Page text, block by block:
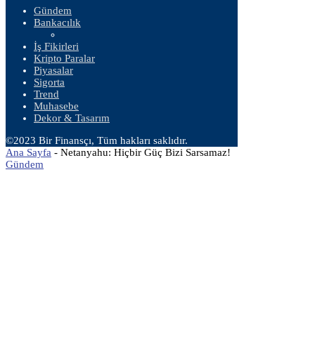
Gündem
Bankacılık
İş Fikirleri
Kripto Paralar
Piyasalar
Sigorta
Trend
Muhasebe
Dekor & Tasarım
©2023 Bir Finansçı, Tüm hakları saklıdır.
Ana Sayfa - Netanyahu: Hiçbir Güç Bizi Sarsamaz!
Gündem